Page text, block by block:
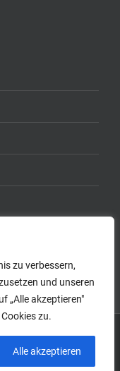
zu verbessern,
und unseren
„Alle akzeptieren"
zu.
Alle akzeptieren